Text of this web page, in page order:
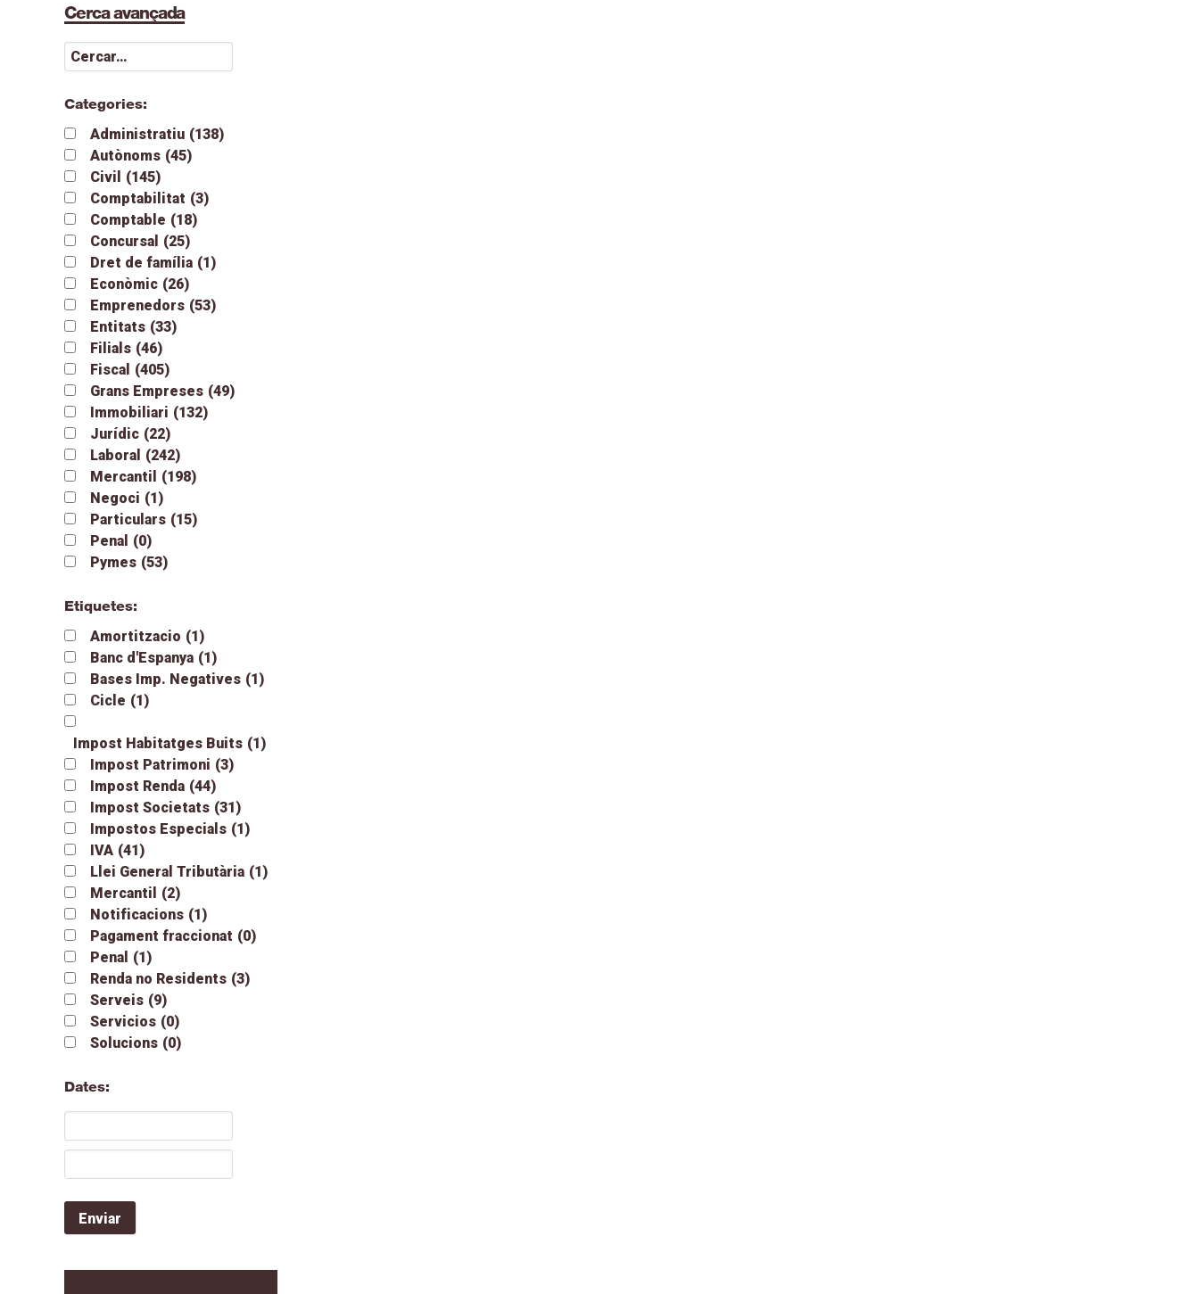
Cerca avançada
Categories:
Administratiu (138)
Autònoms (45)
Civil
(145)
Comptabilitat (3)
Comptable (18)
Concursal (25)
Dret de família (1)
Econòmic (26)
Emprenedors (53)
Entitats (33)
Filials (46)
Fiscal (405)
Grans Empreses (49)
Immobiliari (132)
Jurídic (22)
Laboral (242)
Mercantil
(198)
Negoci (1)
Particulars (15)
Penal (0)
Pymes (53)
Etiquetes:
Amortitzacio (1)
Banc d'Espanya (1)
Bases Imp. Negatives (1)
Cicle (1)
Impost Habitatges Buits (1)
Impost Patrimoni (3)
Impost Renda (44)
Impost Societats (31)
Impostos Especials (1)
IVA (41)
Llei General Tributària (1)
Mercantil
(2)
Notificacions (1)
Pagament fraccionat (0)
Penal (1)
Renda no Residents (3)
Serveis (9)
Servicios (0)
Solucions (0)
Dates: